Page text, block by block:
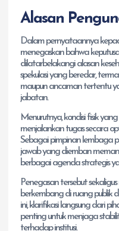
Alasan
Dalam pernyataannya
menegaskan bahwa
dilatarbelakangi alasan
spekulasi yang beredar,
maupun ancaman tertentu
jabatan.
Menurutnya, kondisi fisik
menjalankan tugas secara
Sebagai pimpinan lembaga
jawab yang diemban
berbagai agenda strategis
Penegasan tersebut
berkembang di ruang publik
ini, klarifikasi langsung dari
penting untuk menjaga
terhadap institusi.